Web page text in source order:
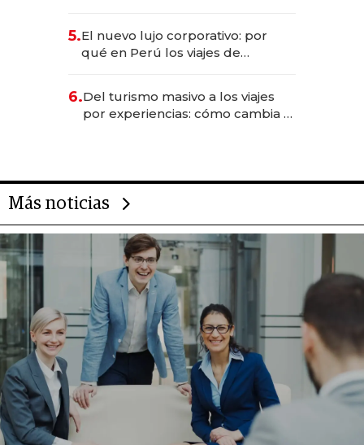
Fénix
5.El nuevo lujo corporativo: por
qué en Perú los viajes de
transformadoras
6.Del turismo masivo a los viajes
por experiencias: cómo cambia el
Más noticias